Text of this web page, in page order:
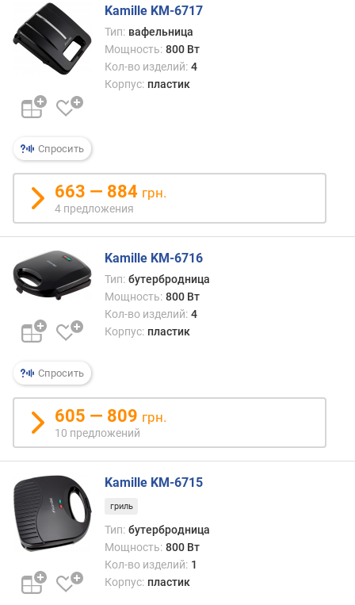
и
й
щ
с
т
ь
(
В
т
)
к
л
-
о
о
д
е
и
й
т
о
с
т
Спросить
Kamille KM-6717
Тип: вафельница
Мощность: 800 Вт
Кол-во изделий: 4
Корпус: пластик
663 — 884 грн.
4 предложения
Спросить
Kamille KM-6716
Тип: бутербродница
Мощность: 800 Вт
Кол-во изделий: 4
Корпус: пластик
605 — 809 грн.
10 предложений
Kamille KM-6715
гриль
Тип: бутербродница
Мощность: 800 Вт
Кол-во изделий: 1
Корпус: пластик